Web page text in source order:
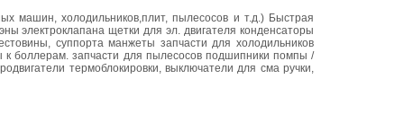
машин, холодильников,плит, пылесосов и т.д.) Быстрая
электроклапана щетки для эл. двигателя конденсаторы
суппорта манжеты запчасти для холодильников
к боллерам. запчасти для пылесосов подшипники помпы /
термоблокировки, выключатели для сма ручки,